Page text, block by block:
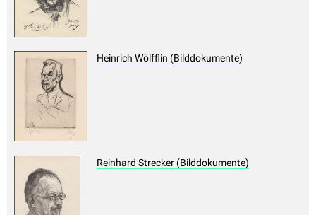
Heinrich Wölfflin (Bilddokumente)
Reinhard Strecker (Bilddokumente)